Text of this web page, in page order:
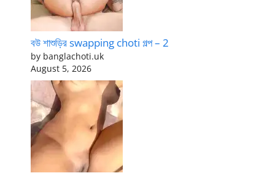
বউ শাশুড়ির swapping choti গল্প – 2
by banglachoti.uk
August 5, 2026